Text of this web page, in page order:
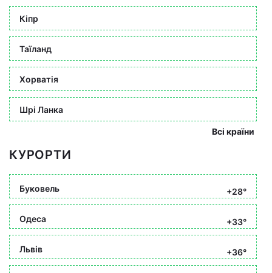
Кіпр
Таїланд
Хорватія
Шрі Ланка
Всі країни
КУРОРТИ
Буковель +28°
Одеса +33°
Львів +36°